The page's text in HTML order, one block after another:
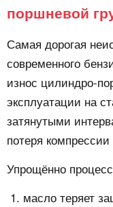
поршневой
Самая дорогая
современного
износ цилиндро-
эксплуатации на
затянутыми
потеря
Упрощённо
масло теряет